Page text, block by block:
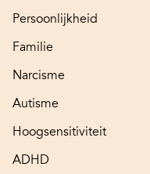
Persoonlijkheid
Familie
Narcisme
Autisme
Hoogsensitiviteit
ADHD